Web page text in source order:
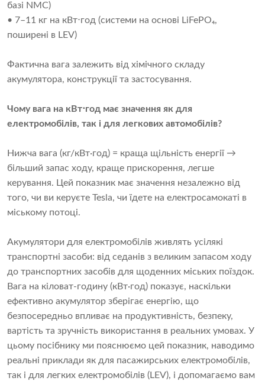
базі NMC)
• 7–11 кг на кВт⋅год (системи на основі LiFePO₄,
поширені в LEV)
Фактична вага залежить від хімічного складу
акумулятора, конструкції та застосування.
Чому вага на кВт⋅год має значення як для
електромобілів, так і для легкових автомобілів?
Нижча вага (кг/кВт·год) = краща щільність енергії →
більший запас ходу, краще прискорення, легше
керування. Цей показник має значення незалежно від
того, чи ви керуєте Tesla, чи їдете на електросамокаті в
міському потоці.
Акумулятори для електромобілів живлять усілякі
транспортні засоби: від седанів з великим запасом ходу
до транспортних засобів для щоденних міських поїздок.
Вага на кіловат-годину (кВт·год) показує, наскільки
ефективно акумулятор зберігає енергію, що
безпосередньо впливає на продуктивність, безпеку,
вартість та зручність використання в реальних умовах. У
цьому посібнику ми пояснюємо цей показник, наводимо
реальні приклади як для пасажирських електромобілів,
так і для легких електромобілів (LEV), і допомагаємо вам